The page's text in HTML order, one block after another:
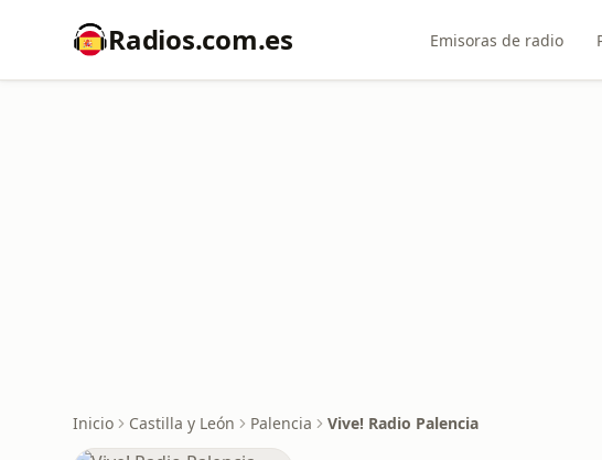
Radios.com.es Emisoras de radio
Inicio Castilla y León Palencia Vive! Radio Palencia